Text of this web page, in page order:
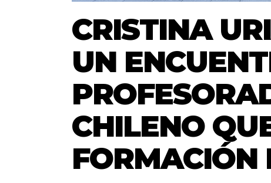
CRISTINA
UN
CHILENO
FORMACIÓN